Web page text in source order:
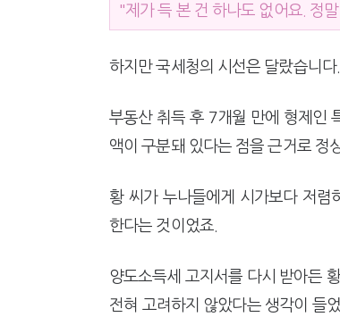
"제가 득 본 건 하나도 없어요. 정
하지만 국세청의 시선은 달랐습니
부동산 취득 후 7개월 만에 형제인
액이 구분돼 있다는 점을 근거로 정
황 씨가 누나들에게 시가보다 저렴
한다는 것이었죠.
양도소득세 고지서를 다시 받아든
전혀 고려하지 않았다는 생각이 들